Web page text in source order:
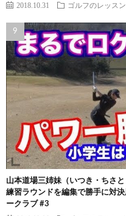
2018.10.31 ゴルフのレッス
山本道場三姉妹（いつき・ちさ
練習ラウンドを編集で勝手に対
ークラブ #3